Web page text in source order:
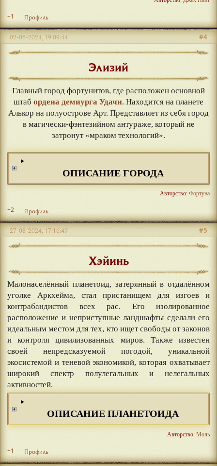
+1 Профиль
#4
02-06-2024, 19:09:44
Элизий
Главный город фортунитов, где расположен основной
штаб ордена демиурга Удачи. Находится на планете
Алькор на полуострове Арт. Представляет из себя город
в магически-фэнтезийном антураже, который не
затронут «мраком технологий».
ОПИСАНИЕ ГОРОДА
Авторство: Фортуна
+2 Профиль
#5
27-08-2024, 17:16:49
Хэйинь
Малонаселённый планетоид, затерянный в отдалённом
уголке Аркхейма, стал пристанищем для изгоев и
контрабандистов всех рас. Его изолированное
расположение и неприступные ландшафты сделали его
идеальным местом для тех, кто ищет свободы от законов
и контроля цивилизованных миров. Также известен
своей непредсказуемой погодой, уникальной
экосистемой и теневой экономикой, которая охватывает
широкий спектр полулегальных и нелегальных
активностей.
ОПИСАНИЕ ПЛАНЕТОИДА
Авторство: Моль
+1 Профиль